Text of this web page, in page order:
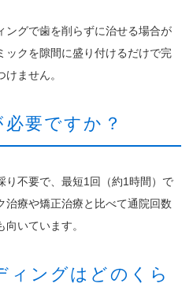
ングで歯を削らずに治せる場合が
ックを隙間に盛り付けるだけで完
ません。
要ですか？
り不要で、最短1回（約1時間）で
治療や矯正治療と比べて通院回数
いています。
ィングはどのくら